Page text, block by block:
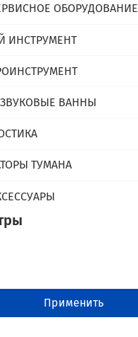
ОБОРУДОВАНИЕ
ИНСТРУМЕНТ
ВАННЫ
ТУМАНА
Применить